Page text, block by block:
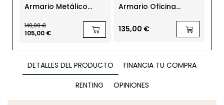
Armario Metálico
Steelcase
140,00 €
105,00 €
Armario Oficina
Steelcase
135,00 €
DETALLES DEL PRODUCTO
FINANCIA TU COMPRA
RENTING
OPINIONES